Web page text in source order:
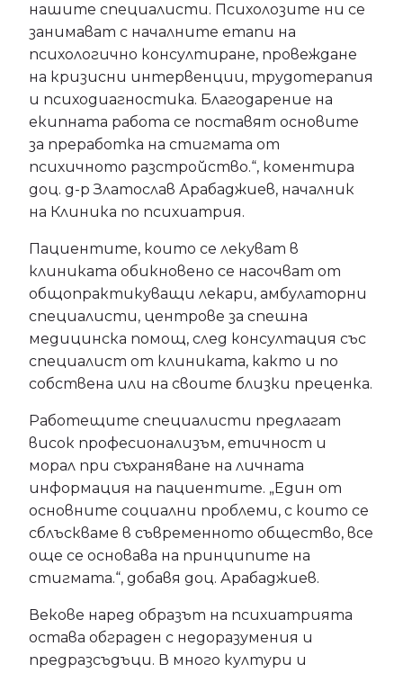
нашите специалисти. Психолозите ни се
занимават с началните етапи на
психологично консултиране, провеждане
на кризисни интервенции, трудотерапия
и психодиагностика. Благодарение на
екипната работа се поставят основите
за преработка на стигмата от
психичното разстройство.“, коментира
доц. д-р Златослав Арабаджиев, началник
на Клиника по психиатрия.
Пациентите, които се лекуват в
клиниката обикновено се насочват от
общопрактикуващи лекари, амбулаторни
специалисти, центрове за спешна
медицинска помощ, след консултация със
специалист от клиниката, както и по
собствена или на своите близки преценка.
Работещите специалисти предлагат
висок професионализъм, етичност и
морал при съхраняване на личната
информация на пациентите. „Един от
основните социални проблеми, с които се
сблъскваме в съвременното общество, все
още се основава на принципите на
стигмата.“, добавя доц. Арабаджиев.
Векове наред образът на психиатрията
остава обграден с недоразумения и
предразсъдъци. В много култури и